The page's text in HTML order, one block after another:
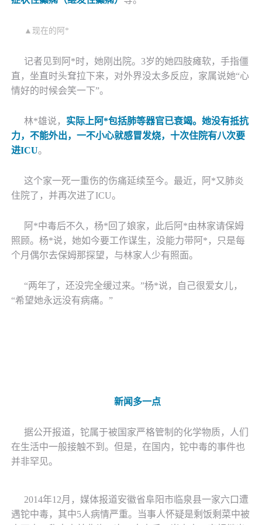
▲现在的 阿 *
记者见到 阿 *时，她刚出院。 3岁的她四肢瘫软，手指僵
直，坐直时头耷拉下来，对外界没太多反应，家属说她“心
情好的时候会笑一下”。
林*雄说， 实际上阿 *包括肺等器官已衰竭。她没有抵抗
力，不能外出，一不小心就感冒发烧，十次住院有八次要
进ICU。
这个家一死一重伤的伤痛延续至今。最近， 阿 *又肺炎
住院了，并再次进了 ICU。
阿 *中毒后不久， 杨* 回了娘家，此后阿 *由林家请保姆
照顾。杨*说，她如今要工作谋生，没能力带 阿 * ，只是每
个月偶尔去保姆那探望，与林家人少有照面。
“两年了，还没完全缓过来。”杨*说，自己很爱女儿，
“希望她永远没有病痛。”
新闻多一点
据公开报道，铊属于被国家严格管制的化学物质，人们
在生活中一般接触不到。但是，在国内，铊中毒的事件也
并非罕见。
2014年12月，媒体报道安徽省阜阳市临泉县一家六口遭
遇铊中毒，其中5人病情严重。当事人怀疑是剩饭剩菜中被